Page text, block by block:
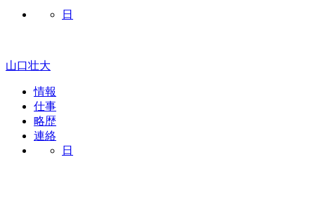
日
山口壮大
情報
仕事
略歴
連絡
日